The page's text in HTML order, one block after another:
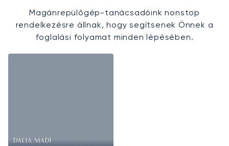
Magánrepülőgép-tanácsadóink nonstop
rendelkezésre állnak, hogy segítsenek Önnek a
foglalási folyamat minden lépésében.
DALIA MADI